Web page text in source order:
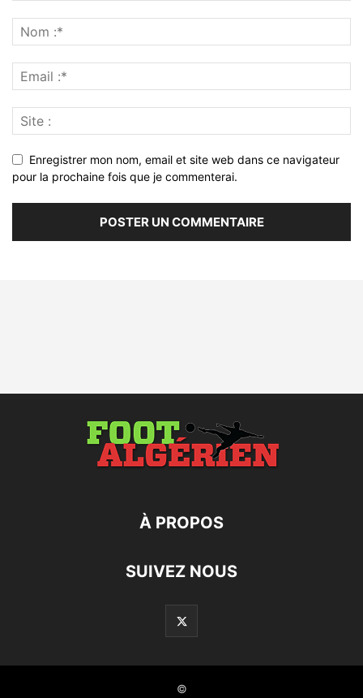
Enregistrer mon nom, email et site web dans ce navigateur
pour la prochaine fois que je commenterai.
À PROPOS
SUIVEZ NOUS
©